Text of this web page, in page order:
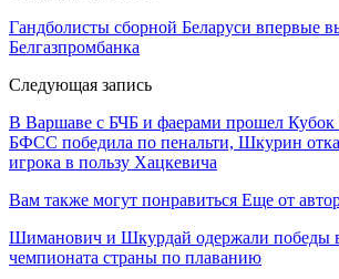
Гандболисты сборной Беларуси впервые
Белгазпромбанка
Следующая запись
В Варшаве с БЧБ и фаерами прошел Кубок
БФСС победила по пенальти, Шкурин
игрока в пользу Хацкевича
Вам также могут понравиться Еще от
Шиманович и Шкурдай одержали победы
чемпионата страны по плаванию